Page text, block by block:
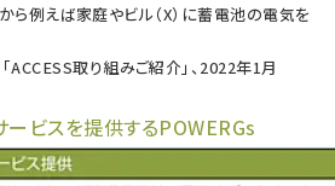
ら例えば家庭やビル（X）に蓄電池の電気を
取り組みご紹介」、2022年1月
ビスを提供するPOWERGs